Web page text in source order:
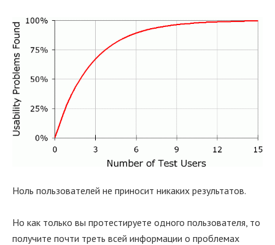
Ноль пользователей не приносит никаких результатов.
Но как только вы протестируете одного пользователя, то
получите почти треть всей информации о проблемах